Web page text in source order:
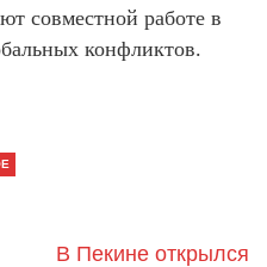
совместной работе в
конфликтов.
В Пекине открылся